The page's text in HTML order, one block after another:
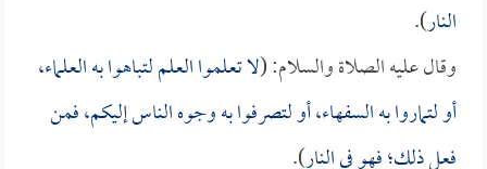
النار).
وقال عليه الصلاة والسلام: (لا تعلموا العلم لتباهوا به العلماء،
أو لتماروا به السفهاء، أو لتصرفوا به وجوه الناس إليكم، فمن
فعل ذلك؛ فهو في النار).